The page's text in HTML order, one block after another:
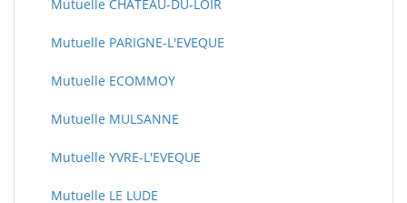
Mutuelle CHATEAU-DU-LOIR
Mutuelle PARIGNE-L'EVEQUE
Mutuelle ECOMMOY
Mutuelle MULSANNE
Mutuelle YVRE-L'EVEQUE
Mutuelle LE LUDE